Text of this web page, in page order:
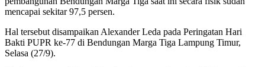
mencapai sekitar 97,5 persen.
Hal tersebut disampaikan Alexander Leda pada Peringatan Hari
Bakti PUPR ke-77 di Bendungan Marga Tiga Lampung Timur,
Selasa (27/9).